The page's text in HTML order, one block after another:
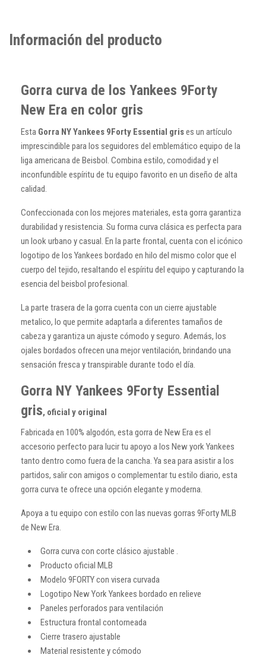
Información del producto
Gorra curva de los Yankees 9Forty
New Era en color gris
Esta Gorra NY Yankees 9Forty Essential grises un artículo
imprescindible para los seguidores del emblemático equipo de la
liga americana de Beisbol. Combina estilo, comodidad y el
inconfundible espíritu de tu equipo favorito en un diseño de alta
calidad.
Confeccionada con los mejores materiales, esta gorra garantiza
durabilidad y resistencia. Su forma curva clásica es perfecta para
un look urbano y casual. En la parte frontal, cuenta con el icónico
logotipo de los Yankees bordado en hilo del mismo color que el
cuerpo del tejido, resaltando el espíritu del equipo y capturando la
esencia del beisbol profesional.
La parte trasera de la gorra cuenta con un cierre ajustable
metalico, lo que permite adaptarla a diferentes tamaños de
cabeza y garantiza un ajuste cómodo y seguro. Además, los
ojales bordados ofrecen una mejor ventilación, brindando una
sensación fresca y transpirable durante todo el día.
Gorra NY Yankees 9Forty Essential
gris, oficial y original
Fabricada en 100% algodón, esta gorra de New Era es el
accesorio perfecto para lucir tu apoyo a los New york Yankees
tanto dentro como fuera de la cancha. Ya sea para asistir a los
partidos, salir con amigos o complementar tu estilo diario, esta
gorra curva te ofrece una opción elegante y moderna.
Apoya a tu equipo con estilo con las nuevas gorras 9Forty MLB
de New Era.
Gorra curva con corte clásico ajustable .
Producto oficial MLB
Modelo 9FORTY con visera curvada
Logotipo New York Yankees bordado en relieve
Paneles perforados para ventilación
Estructura frontal contorneada
Cierre trasero ajustable
Material resistente y cómodo